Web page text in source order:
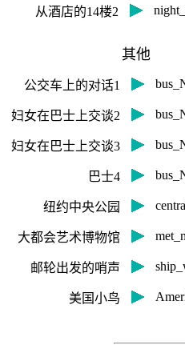
从酒店的14楼2
其他
公交车上的对话1
妇女在巴士上交谈2
妇女在巴士上交谈3
巴士4
纽约中央公园
大都会艺术博物馆
邮轮出发的哨声
美国小鸟